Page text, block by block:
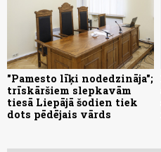
"Pamesto līķi nodedzināja";
trīskāršiem slepkavām
tiesā Liepājā šodien tiek
dots pēdējais vārds